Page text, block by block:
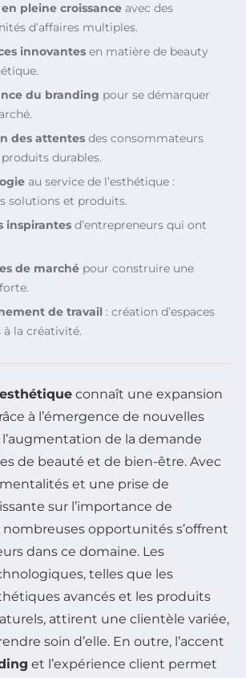
pleine croissance avec des
d’affaires multiples.
innovantes en matière de beauty
du branding pour se démarquer
des attentes des consommateurs
durables.
au service de l’esthétique :
solutions et produits.
inspirantes d’entrepreneurs qui ont
de marché pour construire une
de travail : création d’espaces
à la créativité.
esthétique connaît une expansion
à l’émergence de nouvelles
de la demande
de beauté et de bien-être. Avec
mentalités et une prise de
sur l’importance de
nombreuses opportunités s’offrent
dans ce domaine. Les
telles que les
avancés et les produits
attirent une clientèle variée,
soin d’elle. En outre, l’accent
et l’expérience client permet